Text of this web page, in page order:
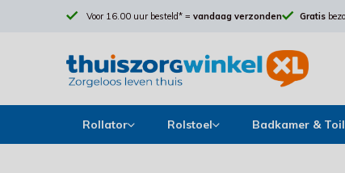
Voor 16.00 uur besteld* = vandaag verzonden Gratis
Rollator Rolstoel Badkamer &